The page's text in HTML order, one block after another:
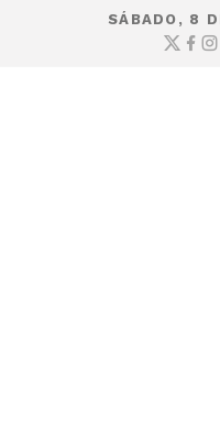
SÁBADO, 8